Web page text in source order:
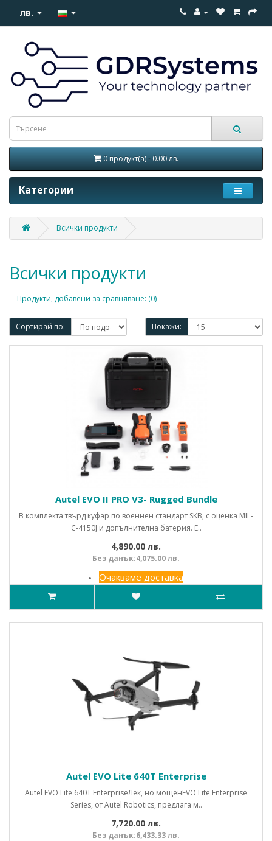
лв.
0 продукт(а) - 0.00 лв.
Категории
Всички продукти
Всички продукти
Продукти, добавени за сравняване: (0)
Сортирай по: Покажи:
Autel EVO II PRO V3- Rugged Bundle
В комплекта твърд куфар по военнен стандарт SKB, с оценка MIL-
C-4150J и допълнителна батерия. E..
4,890.00 лв.
Без данък:4,075.00 лв.
Очакваме доставка
Autel EVO Lite 640T Enterprise
Autel EVO Lite 640T EnterpriseЛек, но мощенEVO Lite Enterprise
Series, от Autel Robotics, предлага м..
7,720.00 лв.
Без данък:6,433.33 лв.